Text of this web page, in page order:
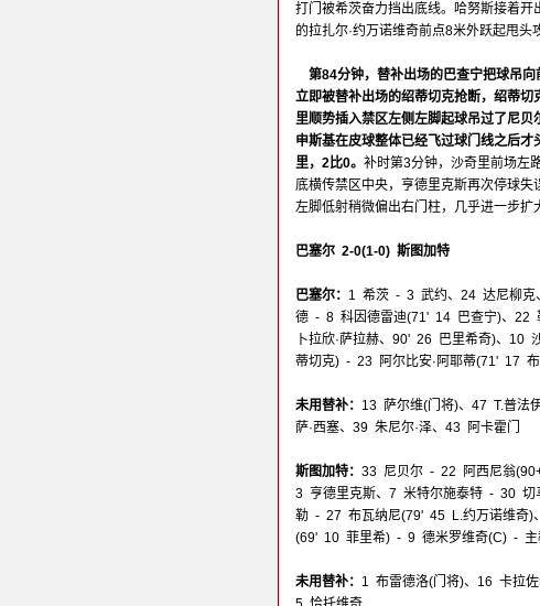
打门被希茨奋力挡出底线。哈努斯接着开
的拉扎尔·约万诺维奇前点8米外跃起甩头
第84分钟，替补出场的巴查宁把球吊
立即被替补出场的绍蒂切克抢断，绍蒂切
里顺势插入禁区左侧左脚起球吊过了尼贝
申斯基在皮球整体已经飞过球门线之后
里，2比0。 补时第3分钟，沙奇里前场左
底横传禁区中央，亨德里克斯再次停球失
左脚低射稍微偏出右门柱，几乎进一步扩
巴塞尔 2-0(1-0) 斯图加特
巴塞尔： 1 希茨 - 3 武约、24 达尼柳克
德 - 8 科因德雷迪(71' 14 巴查宁)、22
卜拉欣·萨拉赫、90' 26 巴里希奇)、10
蒂切克) - 23 阿尔比安·阿耶蒂(71' 17
未用替补： 13 萨尔维(门将)、47 T.普法
萨·西塞、39 朱尼尔·泽、43 阿卡霍门
斯图加特： 33 尼贝尔 - 22 阿西尼翁
3 亨德里克斯、7 米特尔施泰特 - 30
勒 - 27 布瓦纳尼(79' 45 L.约万诺维奇)
(69' 10 菲里希) - 9 德米罗维奇(C) - 主
未用替补： 1 布雷德洛(门将)、16 卡拉